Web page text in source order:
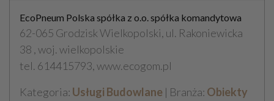
EcoPneum Polska spółka z o.o. spółka komandytowa
62-065 Grodzisk Wielkopolski, ul. Rakoniewicka
38 , woj. wielkopolskie
tel. 614415793, www.ecogom.pl
Kategoria: Usługi Budowlane | Branża: Obiekty